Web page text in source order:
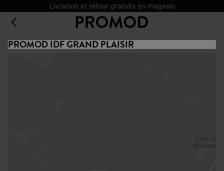
Livraison et retour gratuits en magasin
PROMOD IDF GRAND PLAISIR